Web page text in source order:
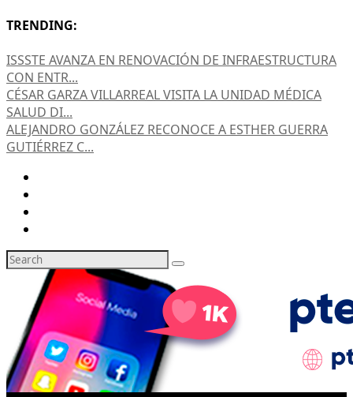
TRENDING:
ISSSTE AVANZA EN RENOVACIÓN DE INFRAESTRUCTURA
CON ENTR...
CÉSAR GARZA VILLARREAL VISITA LA UNIDAD MÉDICA
SALUD DI...
ALEJANDRO GONZÁLEZ RECONOCE A ESTHER GUERRA
GUTIÉRREZ C...